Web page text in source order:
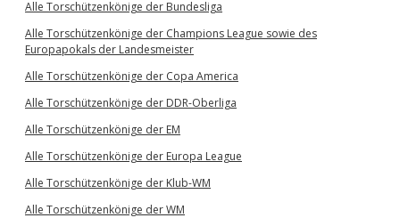
Alle Torschützenkönige der Bundesliga
Alle Torschützenkönige der Champions League sowie des
Europapokals der Landesmeister
Alle Torschützenkönige der Copa America
Alle Torschützenkönige der DDR-Oberliga
Alle Torschützenkönige der EM
Alle Torschützenkönige der Europa League
Alle Torschützenkönige der Klub-WM
Alle Torschützenkönige der WM